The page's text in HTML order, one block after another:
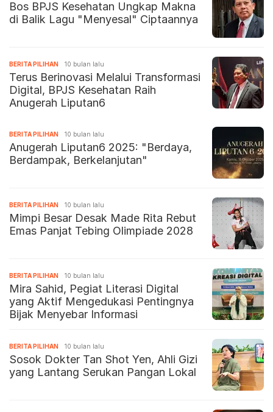
Bos BPJS Kesehatan Ungkap Makna
di Balik Lagu "Menyesal" Ciptaannya
BERITA PILIHAN 10 bulan lalu
Terus Berinovasi Melalui Transformasi
Digital, BPJS Kesehatan Raih
Anugerah Liputan6
BERITA PILIHAN 10 bulan lalu
Anugerah Liputan6 2025: "Berdaya,
Berdampak, Berkelanjutan"
BERITA PILIHAN 10 bulan lalu
Mimpi Besar Desak Made Rita Rebut
Emas Panjat Tebing Olimpiade 2028
BERITA PILIHAN 10 bulan lalu
Mira Sahid, Pegiat Literasi Digital
yang Aktif Mengedukasi Pentingnya
Bijak Menyebar Informasi
BERITA PILIHAN 10 bulan lalu
Sosok Dokter Tan Shot Yen, Ahli Gizi
yang Lantang Serukan Pangan Lokal